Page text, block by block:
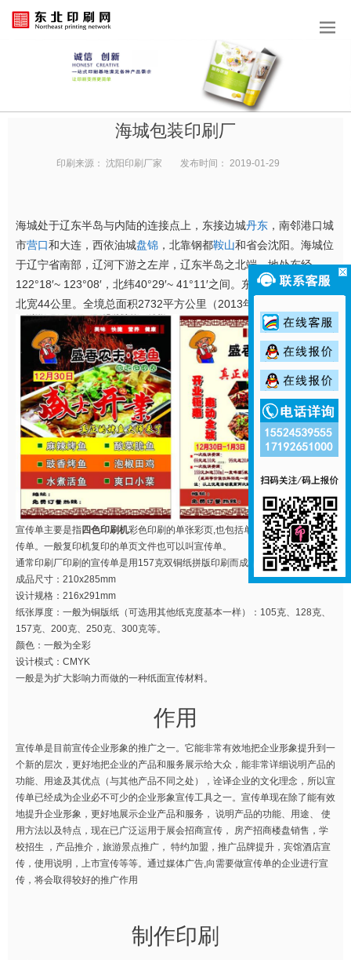
海城包装印刷厂
印刷来源： 沈阳印刷厂家 发布时间： 2019-01-29
海城处于辽东半岛与内陆的连接点上，东接边城丹东 ，南邻港口城
市营口和大连，西依油城盘锦 ，北靠钢都鞍山和省会沈阳。海城位
于辽宁省南部，辽河下游之左岸，辽东半岛之北端。地处东经
122°18′~ 123°08′，北纬40°29′~ 41°11′之间。东西长80公里，南
北宽44公里。全境总面积2732平方公里（2013年）。
宣传单主要是指四色印刷机彩色印刷的单张彩页,也包括单色机印刷的单色宣
传单。一般复印机复印的单页文件也可以叫宣传单。
通常印刷厂印刷的宣传单是用157克双铜纸拼版印刷而成。
成品尺寸：210x285mm
设计规格：216x291mm
纸张厚度：一般为铜版纸（可选用其他纸克度基本一样）：105克、128克、
157克、200克、250克、300克等。
颜色：一般为全彩
设计模式：CMYK
一般是为扩大影响力而做的一种纸面宣传材料。
作用
宣传单是目前宣传企业形象的推广之一。它能非常有效地把企业形象提升到一
个新的层次，更好地把企业的产品和服务展示给大众，能非常详细说明产品的
功能、用途及其优点（与其他产品不同之处），诠译企业的文化理念，所以宣
传单已经成为企业必不可少的企业形象宣传工具之一。宣传单现在除了能有效
地提升企业形象，更好地展示企业产品和服务， 说明产品的功能、用途、 使
用方法以及特点，现在已广泛运用于展会招商宣传， 房产招商楼盘销售，学
校招生 ，产品推介，旅游景点推广， 特约加盟，推广品牌提升，宾馆酒店宣
传，使用说明，上市宣传等等。通过媒体广告,向需要做宣传单的企业进行宣
传，将会取得较好的推广作用
制作印刷